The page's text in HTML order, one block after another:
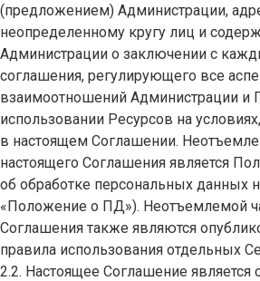
(предложением) Администрации,
неопределенному кругу лиц и
Администрации о заключении с
соглашения, регулирующего все
взаимоотношений Администрации и
использовании Ресурсов на
в настоящем Соглашении.
настоящего Соглашения является
об обработке персональных данных
«Положение о ПД»). Неотъемлемой
Соглашения также являются
правила использования отдельных
2.2. Настоящее Соглашение